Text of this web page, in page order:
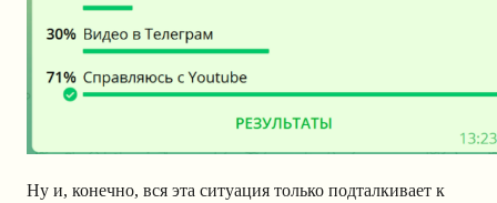
Ну и, конечно, вся эта ситуация только подталкивает к